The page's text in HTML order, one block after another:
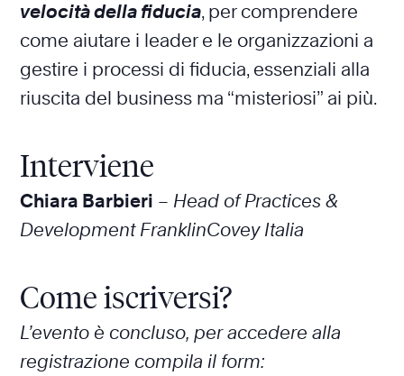
velocità della fiducia, per comprendere
come aiutare i leader e le organizzazioni a
gestire i processi di fiducia, essenziali alla
riuscita del business ma “misteriosi” ai più.
Interviene
Chiara Barbieri – Head of Practices &
Development FranklinCovey Italia
Come iscriversi?
L’evento è concluso, per accedere alla
registrazione compila il form: